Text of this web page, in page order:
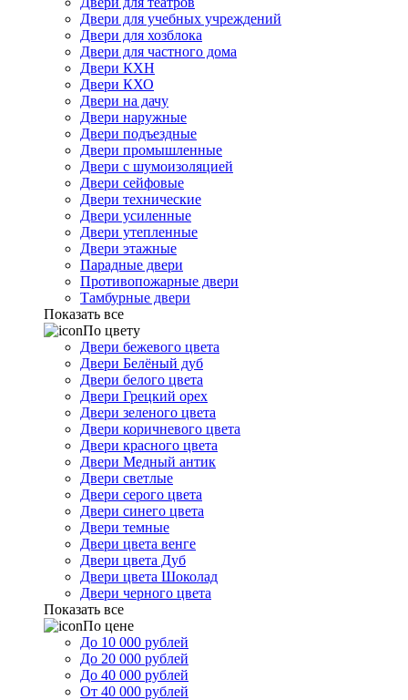
Двери для учебных учреждений
Двери для хозблока
Двери для частного дома
Двери КХН
Двери КХО
Двери на дачу
Двери наружные
Двери подъездные
Двери промышленные
Двери с шумоизоляцией
Двери сейфовые
Двери технические
Двери усиленные
Двери утепленные
Двери этажные
Парадные двери
Противопожарные двери
Тамбурные двери
Показать все
По цвету
Двери бежевого цвета
Двери Белёный дуб
Двери белого цвета
Двери Грецкий орех
Двери зеленого цвета
Двери коричневого цвета
Двери красного цвета
Двери Медный антик
Двери светлые
Двери серого цвета
Двери синего цвета
Двери темные
Двери цвета венге
Двери цвета Дуб
Двери цвета Шоколад
Двери черного цвета
Показать все
По цене
До 10 000 рублей
До 20 000 рублей
До 40 000 рублей
От 40 000 рублей